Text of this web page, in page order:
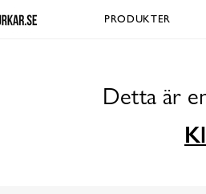
PRODUKTER
Detta är